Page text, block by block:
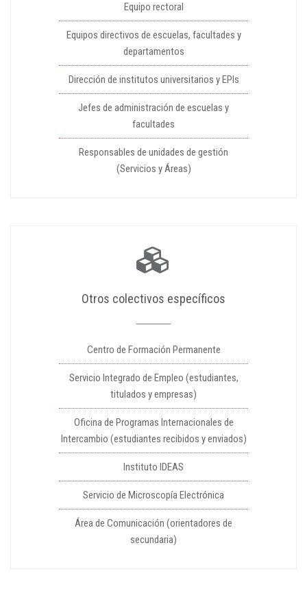
Equipo rectoral
Equipos directivos de escuelas, facultades y
departamentos
Dirección de institutos universitarios y EPIs
Jefes de administración de escuelas y
facultades
Responsables de unidades de gestión
(Servicios y Áreas)
Otros colectivos específicos
Centro de Formación Permanente
Servicio Integrado de Empleo (estudiantes,
titulados y empresas)
Oficina de Programas Internacionales de
Intercambio (estudiantes recibidos y enviados)
Instituto IDEAS
Servicio de Microscopía Electrónica
Área de Comunicación (orientadores de
secundaria)